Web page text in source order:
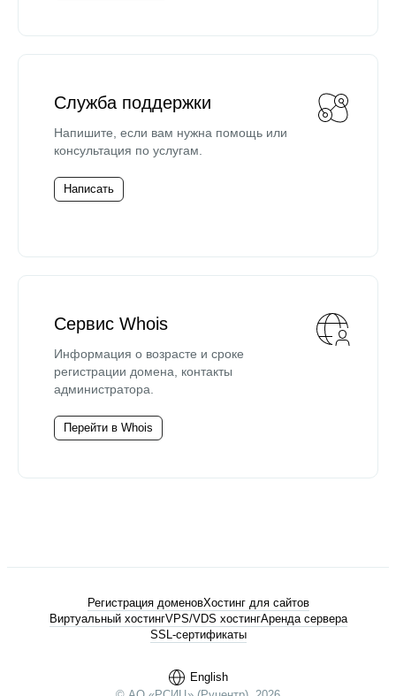
Служба поддержки
Напишите, если вам нужна помощь или
консультация по услугам.
Написать
Сервис Whois
Информация о возрасте и сроке
регистрации домена, контакты
администратора.
Перейти в Whois
English
Регистрация доменовХостинг для сайтов
Виртуальный хостингVPS/VDS хостингАренда сервера
SSL-сертификаты